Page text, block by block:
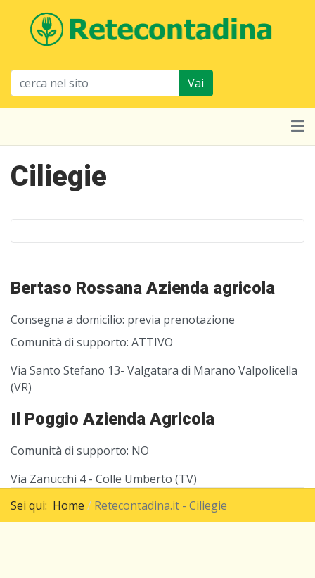
Vai
Ciliegie
Bertaso Rossana Azienda agricola
Consegna a domicilio: previa prenotazione
Comunità di supporto: ATTIVO
Via Santo Stefano 13- Valgatara di Marano Valpolicella
(VR)
Il Poggio Azienda Agricola
Comunità di supporto: NO
Via Zanucchi 4 - Colle Umberto (TV)
Sei qui: Home Retecontadina.it - Ciliegie